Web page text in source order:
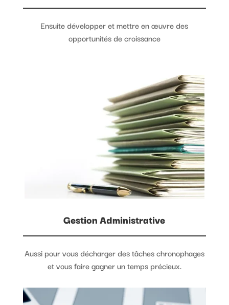
Ensuite développer et mettre en œuvre des
opportunités de croissance
Gestion Administrative
Aussi pour vous décharger des tâches chronophages
et vous faire gagner un temps précieux.